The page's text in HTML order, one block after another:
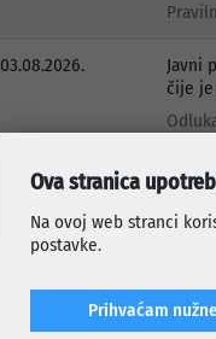
03.08.2026.
Javni
čije
Javni
Ova stranica
Na ovoj web stranci
postavke.
Prihvaćam nužne